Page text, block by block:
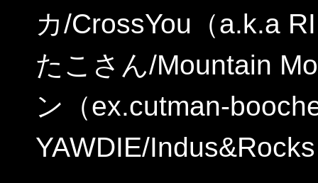
カ/CrossYou（a.k.a
たこさん/Mountain
ン（ex.cutman-
YAWDIE/